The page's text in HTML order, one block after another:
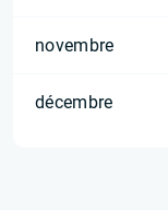
novembre
décembre